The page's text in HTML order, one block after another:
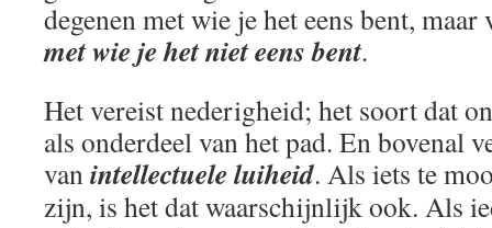
degenen met wie je het eens bent, maar
met wie je het niet eens bent.
Het vereist nederigheid; het soort dat
als onderdeel van het pad. En bovenal
vanintellectuele luiheid. Als iets te
zijn, is het dat waarschijnlijk ook. Als